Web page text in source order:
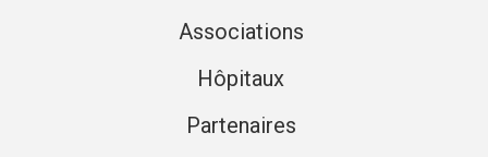
Associations
Hôpitaux
Partenaires